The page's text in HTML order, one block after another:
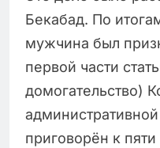
Бекабад. По
мужчина был
первой части
домогательство)
приговорён к пяти